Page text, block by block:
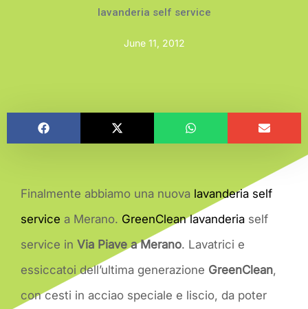
lavanderia self service
June 11, 2012
Finalmente abbiamo una nuova lavanderia self
service a Merano. GreenClean lavanderia self
service in Via Piave a Merano. Lavatrici e
essiccatoi dell’ultima generazione GreenClean,
con cesti in acciao speciale e liscio, da poter